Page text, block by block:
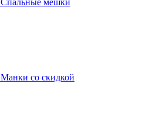
Спальные мешки
Манки со скидкой